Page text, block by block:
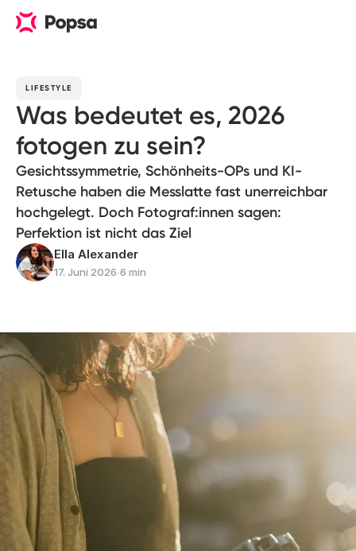
LIFESTYLE
Was bedeutet es, 2026
fotogen zu sein?
Gesichtssymmetrie, Schönheits-OPs und KI-
Retusche haben die Messlatte fast unerreichbar
hochgelegt. Doch Fotograf:innen sagen:
Perfektion ist nicht das Ziel
Ella Alexander
17. Juni 2026∙6 min